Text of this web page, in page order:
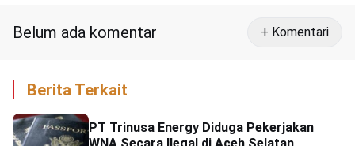
Belum ada komentar + Komentari
Berita Terkait
PT Trinusa Energy Diduga Pekerjakan